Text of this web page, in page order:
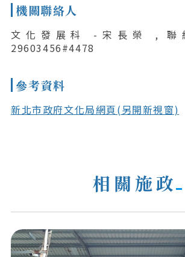
機關聯絡人
文化發展科 -宋長榮 , 聯
29603456#4478
參考資料
新北市政府文化局網頁(另開新視窗)
相關施政